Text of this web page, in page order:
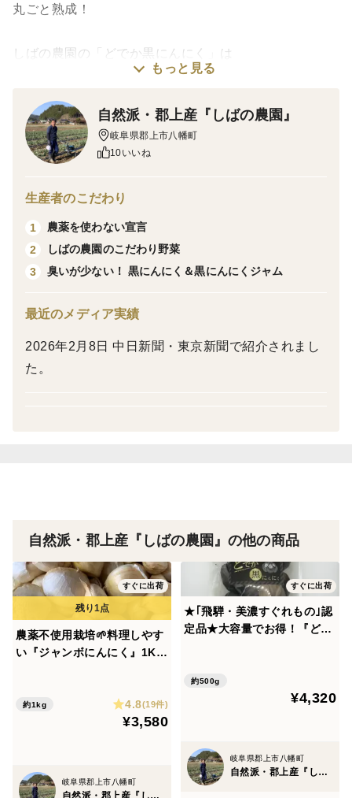
丸ごと熟成！
しばの農園の「どでか黒にんにく」は
農薬を使わずに作ったジャンボにんにくを、黒にんにく
ジャンボにんにくは、普通のにんにくと違い、粒が大き
く、みずみずしさがあり、翌日にも臭いが残らない特徴
約1ヶ月間、時間をたっぷりかけて熟成・発酵させた黒
にんにくは、プルーンのような強い甘みがあり、臭いも
残らずとてもフルーティ&ジューシーです。にんにくの
特徴です。もちろん無添加。
一度食べたらとまらない美味しさです。
オリーブオイルをかけたり。
スライスした黒にんにくをサラダに加えたり。
パンにバターと黒にんにくをのせ、一緒に頂くとレーズ
ンバターのようになります。
お好きなように、オシャレにアレンジして頂けます^_^
賞味期限
もっと見る
自然派・郡上産『しばの農園』
岐阜県郡上市八幡町
10いいね
生産者のこだわり
1
農薬を使わない宣言
2
しばの農園のこだわり野菜
3
臭いが少ない！ 黒にんにく＆黒にんにくジャム
最近のメディア実績
2026年2月8日 中日新聞・東京新聞で紹介されまし
た。
自然派・郡上産『しばの農園』の他の商品
すぐに出荷
農薬不使用栽培🌱料理しやす
い『ジャンボにんにく』1Kg
約1kg 4.8(19件)
¥3,580
岐阜県郡上市八幡町
自然派・郡上産『しばの農園』
すぐに出荷
★｢飛騨・美濃すぐれもの｣認
定品★大容量でお得！『どで
約500g
¥4,320
岐阜県郡上市八幡町
自然派・郡上産『しばの農園』